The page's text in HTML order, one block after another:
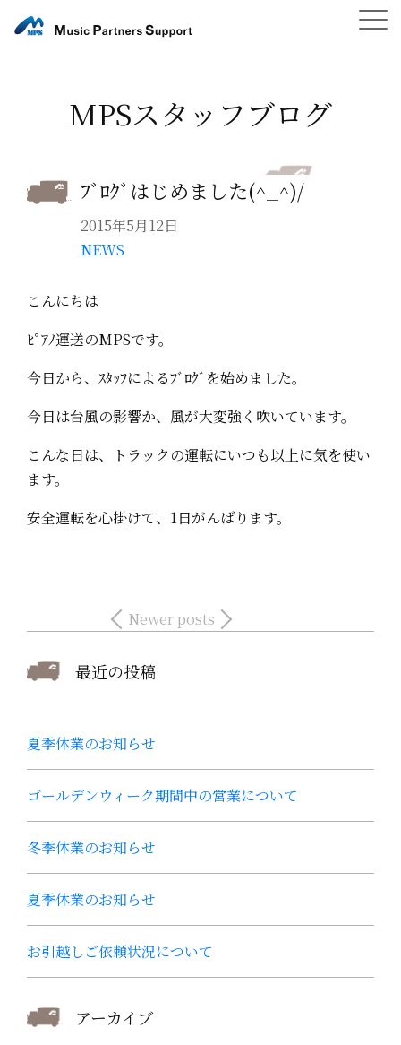
MPSスタッフブログ
ﾌﾞﾛｸﾞはじめました(^_^)/
2015年5月12日
NEWS
こんにちは
ﾋﾟｱﾉ運送のMPSです。
今日から、ｽﾀｯﾌによるﾌﾞﾛｸﾞを始めました。
今日は台風の影響か、風が大変強く吹いています。
こんな日は、トラックの運転にいつも以上に気を使い
ます。
安全運転を心掛けて、1日がんばります。
Newer posts
最近の投稿
夏季休業のお知らせ
ゴールデンウィーク期間中の営業について
冬季休業のお知らせ
夏季休業のお知らせ
お引越しご依頼状況について
アーカイブ